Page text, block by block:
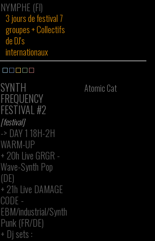
NYMPHE (FI)
3 jours de festival 7
groupes + Collectifs
de DJ's
internationaux
SYNTH
FREQUENCY
FESTIVAL #2
[festival]
-> DAY 1 18H-2H
WARM-UP
+ 20h Live GRGR -
Wave-Synth Pop
(DE)
+ 21h Live DAMAGE
CODE -
EBM/industrial/Synth
Punk (FR/DE)
+ Dj sets :
Atomic Cat